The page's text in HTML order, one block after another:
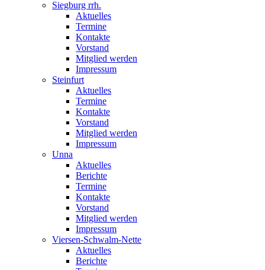
Siegburg rrh.
Aktuelles
Termine
Kontakte
Vorstand
Mitglied werden
Impressum
Steinfurt
Aktuelles
Termine
Kontakte
Vorstand
Mitglied werden
Impressum
Unna
Aktuelles
Berichte
Termine
Kontakte
Vorstand
Mitglied werden
Impressum
Viersen-Schwalm-Nette
Aktuelles
Berichte